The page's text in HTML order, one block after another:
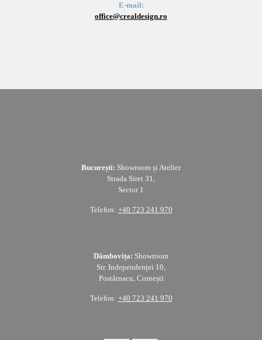
E-mail:
office@crealdesign.ro
București: Showroom și Atelier
Strada Siret 31,
Sector 1
Telefon: +40 723 241 970
Dâmbovița: Showroom
Str. Independenței 10,
Postârnacu, Cornești
Telefon: +40 723 241 970